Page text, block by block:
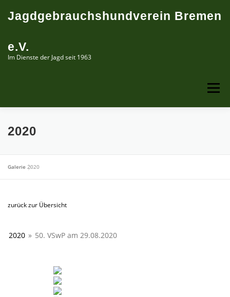
Inhalt
springen
Jagdgebrauchshundverein Bremen
e.V.
Im Dienste der Jagd seit 1963
Menü
ÜBER UNS
ERINNERUNGEN
2020
Galerie 2020
zurück zur Übersicht
2020 » 50. VSwP am 29.08.2020